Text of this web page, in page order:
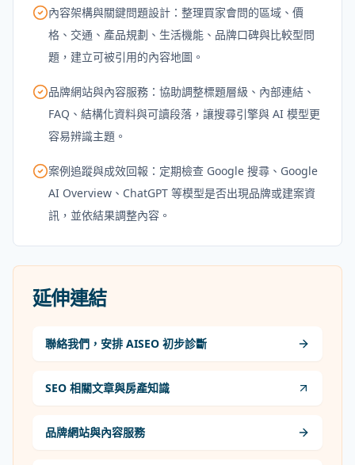
內容架構與關鍵問題設計：整理買家會問的區域、價
格、交通、產品規劃、生活機能、品牌口碑與比較型問
題，建立可被引用的內容地圖。
品牌網站與內容服務：協助調整標題層級、內部連結、
FAQ、結構化資料與可讀段落，讓搜尋引擎與 AI 模型更
容易辨識主題。
案例追蹤與成效回報：定期檢查 Google 搜尋、Google
AI Overview、ChatGPT 等模型是否出現品牌或建案資
訊，並依結果調整內容。
延伸連結
聯絡我們，安排 AISEO 初步診斷
SEO 相關文章與房產知識
品牌網站與內容服務